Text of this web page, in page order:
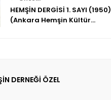
HEMŞİN DERGİSİ 1. SAYI (1950)
(Ankara Hemşin Kültür
DERNEĞİ ÖZEL